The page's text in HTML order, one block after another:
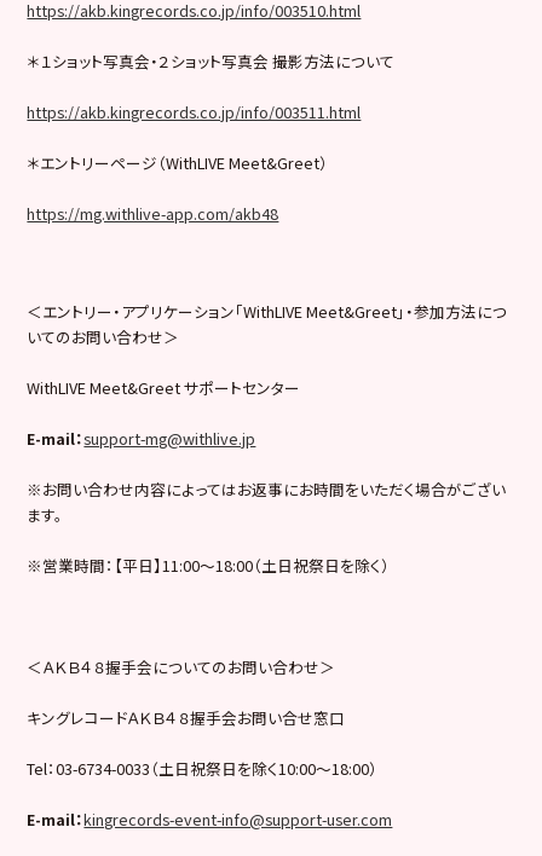
https://akb.kingrecords.co.jp/info/003510.html
＊１ショット写真会・２ショット写真会 撮影方法について
https://akb.kingrecords.co.jp/info/003511.html
＊エントリーページ（WithLIVE Meet&Greet）
https://mg.withlive-app.com/akb48
＜エントリー・アプリケーション「WithLIVE Meet&Greet」・参加方法につ
いてのお問い合わせ＞
WithLIVE Meet&Greet サポートセンター
E-mail：support-mg@withlive.jp
※お問い合わせ内容によってはお返事にお時間をいただく場合がござい
ます。
※営業時間：【平日】11:00〜18:00（土日祝祭日を除く）
＜ＡＫＢ４８握手会についてのお問い合わせ＞
キングレコードＡＫＢ４８握手会お問い合せ窓口
Tel：03-6734-0033（土日祝祭日を除く10:00〜18:00）
E-mail：kingrecords-event-info@support-user.com